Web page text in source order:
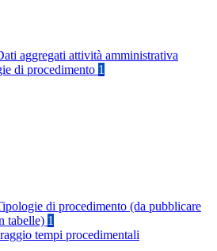
aggregati attività amministrativa
di procedimento 1
di procedimento (da pubblicare
tabelle) 1
tempi procedimentali